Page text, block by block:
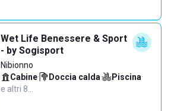
Wet Life Benessere & Sport
- by Sogisport
Nibionno
Cabine· Doccia calda· Piscina·
e altri 8…